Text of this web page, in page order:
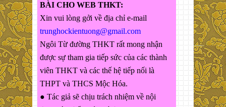
BÀI CHO WEB THKT:
Xin vui lòng gởi về địa chỉ e-mail
trunghockientuong@gmail.com
Ngôi Từ đường THKT rất mong nhận
được sự tham gia tiếp sức của các thành
viên THKT và các thế hệ tiếp nối là
THPT và THCS Mộc Hóa.
● Tác giả sẽ chịu trách nhiệm về nội